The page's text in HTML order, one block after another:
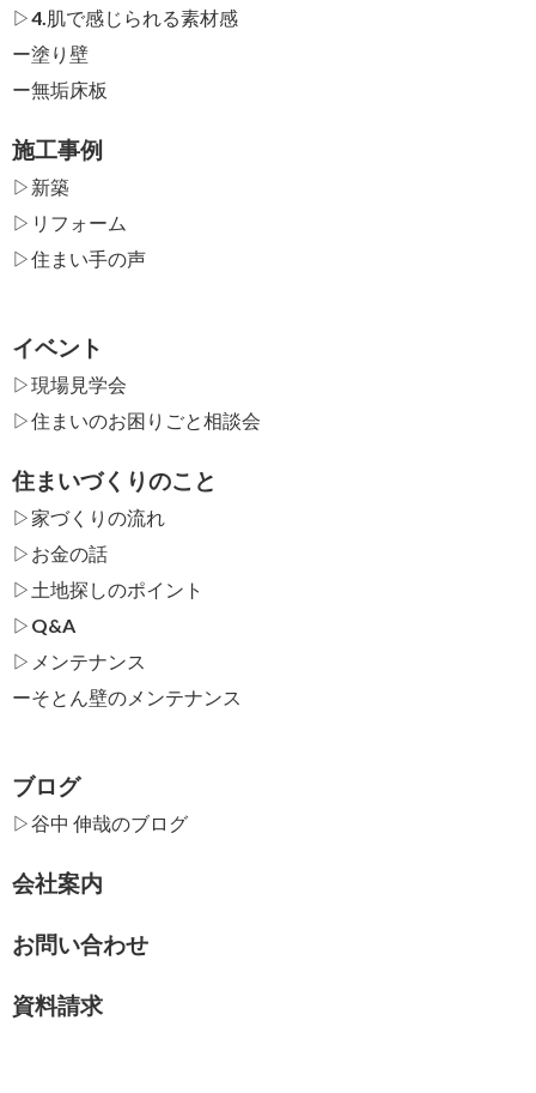
▷4.肌で感じられる素材感
ー塗り壁
ー無垢床板
施工事例
▷新築
▷リフォーム
▷住まい手の声
イベント
▷現場見学会
▷住まいのお困りごと相談会
住まいづくりのこと
▷家づくりの流れ
▷お金の話
▷土地探しのポイント
▷Q&A
▷メンテナンス
ーそとん壁のメンテナンス
ブログ
▷谷中 伸哉のブログ
会社案内
お問い合わせ
資料請求